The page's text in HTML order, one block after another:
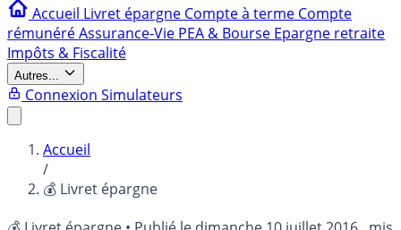
Accueil Livret épargne Compte à terme Compte
rémunéréAssurance-Vie PEA & Bourse Epargne retraite
Impôts & Fiscalité
Autres...
Connexion Simulateurs
Accueil
/
💰 Livret épargne